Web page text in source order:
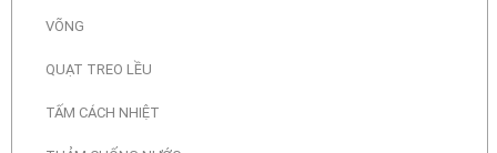
VÕNG
QUẠT TREO LỀU
TẤM CÁCH NHIỆT